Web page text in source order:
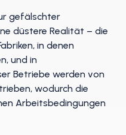
gefälschter
düstere Realität – die
in denen
und in
Betriebe werden von
wodurch die
Arbeitsbedingungen